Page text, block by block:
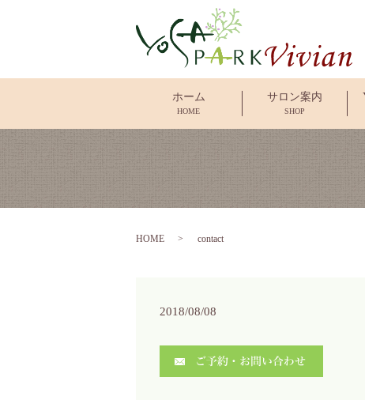
ホーム
HOME
サロン案内
SHOP
HOME contact
2018/08/08